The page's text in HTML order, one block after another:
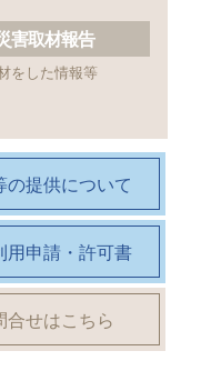
害取材報告
をした情報等
の提供について
用申請・許可書
合せはこちら